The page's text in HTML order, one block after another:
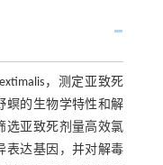
，测定亚致死
螟的生物学特性和解
选亚致死剂量高效氯
表达基因，并对解毒